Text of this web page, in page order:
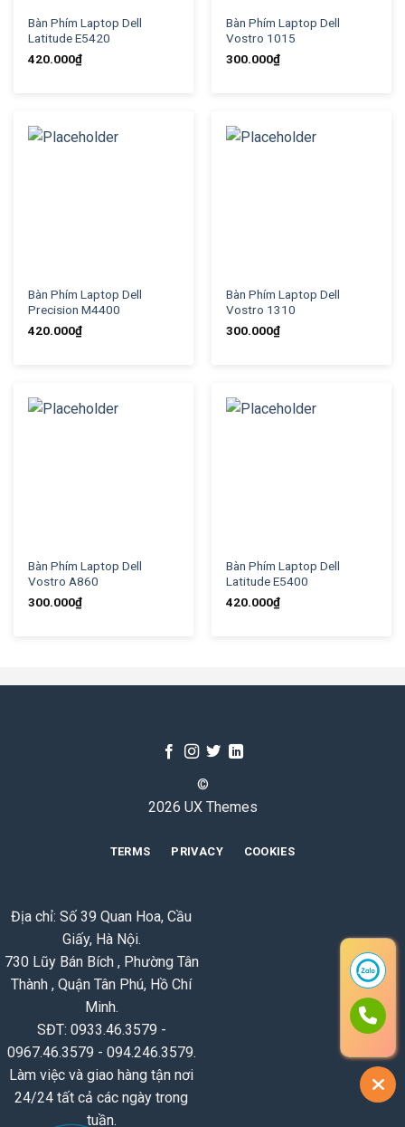
Bàn Phím Laptop Dell
Latitude E5420
420.000₫
Bàn Phím Laptop Dell
Vostro 1015
300.000₫
Bàn Phím Laptop Dell
Precision M4400
420.000₫
Bàn Phím Laptop Dell
Vostro 1310
300.000₫
Bàn Phím Laptop Dell
Vostro A860
300.000₫
Bàn Phím Laptop Dell
Latitude E5400
420.000₫
©
2026 UX Themes
TERMS PRIVACY COOKIES
Địa chỉ: Số 39 Quan Hoa, Cầu
Giấy, Hà Nội.
730 Lũy Bán Bích , Phường Tân
Thành , Quận Tân Phú, Hồ Chí
Minh.
SĐT: 0933.46.3579 -
0967.46.3579 - 094.246.3579.
Làm việc và giao hàng tận nơi
24/24 tất cả các ngày trong
tuần.